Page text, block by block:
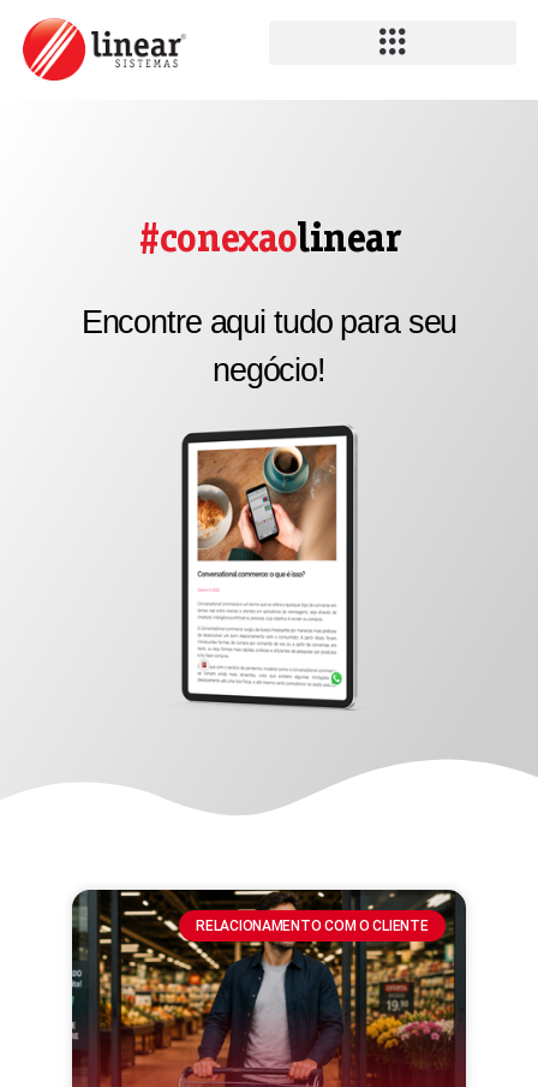
#conexaolinear
Encontre aqui tudo para seu
negócio!
RELACIONAMENTO COM O CLIENTE